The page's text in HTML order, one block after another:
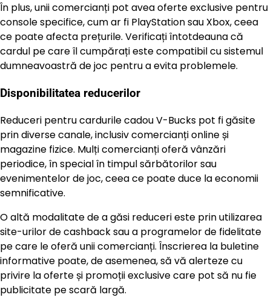
În plus, unii comercianți pot avea oferte exclusive pentru
console specifice, cum ar fi PlayStation sau Xbox, ceea
ce poate afecta prețurile. Verificați întotdeauna că
cardul pe care îl cumpărați este compatibil cu sistemul
dumneavoastră de joc pentru a evita problemele.
Disponibilitatea reducerilor
Reduceri pentru cardurile cadou V-Bucks pot fi găsite
prin diverse canale, inclusiv comercianți online și
magazine fizice. Mulți comercianți oferă vânzări
periodice, în special în timpul sărbătorilor sau
evenimentelor de joc, ceea ce poate duce la economii
semnificative.
O altă modalitate de a găsi reduceri este prin utilizarea
site-urilor de cashback sau a programelor de fidelitate
pe care le oferă unii comercianți. Înscrierea la buletine
informative poate, de asemenea, să vă alerteze cu
privire la oferte și promoții exclusive care pot să nu fie
publicitate pe scară largă.